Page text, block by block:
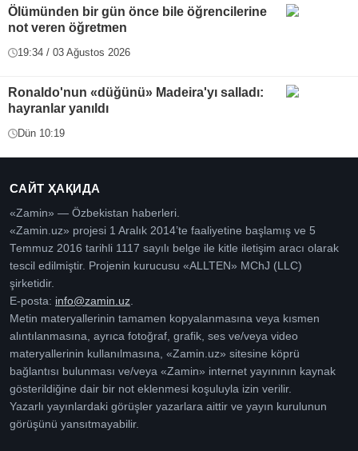
Ölümünden bir gün önce bile öğrencilerine
not veren öğretmen
19:34 / 03 Ağustos 2026
Ronaldo'nun «düğünü» Madeira'yı salladı:
hayranlar yanıldı
Dün 10:19
САЙТ ҲАҚИДА
«Zamin» — Özbekistan haberleri.
«Zamin.uz» projesi 1 Aralık 2014’te faaliyetine başlamış ve 5
Temmuz 2016 tarihli 1117 sayılı belge ile kitle iletişim aracı olarak
tescil edilmiştir. Projenin kurucusu «ALLTEN» MChJ (LLC)
şirketidir.
E-posta: info@zamin.uz.
Metin materyallerinin tamamen kopyalanmasına veya kısmen
alıntılanmasına, ayrıca fotoğraf, grafik, ses ve/veya video
materyallerinin kullanılmasına, «Zamin.uz» sitesine köprü
bağlantısı bulunması ve/veya «Zamin» internet yayınının kaynak
gösterildiğine dair bir not eklenmesi koşuluyla izin verilir.
Yazarlı yayınlardaki görüşler yazarlara aittir ve yayın kurulunun
görüşünü yansıtmayabilir.